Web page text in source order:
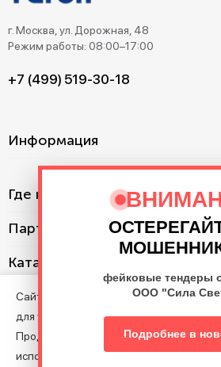
фейковые тендеры
ООО "Сила
Подробнее в
г. Москва, ул. Дорожная, 48
Режим работы: 08:00–17:00
+7 (499) 519-30-18
Информация
Где купить?
Партнерам
Каталог
©2013–2026. Все права защищены. Данный
информационно-справочный характер и не
офертой.
Сайт использует cookie с целью
для улучшения Сайта.
Продолжая пользоваться Сайтом, вы
использование файлов cookie в